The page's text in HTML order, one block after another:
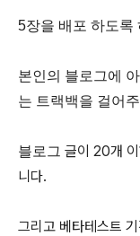
5장을 배포 하도록
본인의 블로그에
는 트랙백을 걸어
블로그 글이 20개
니다.
그리고 베타테스트